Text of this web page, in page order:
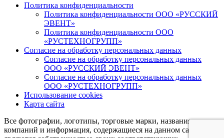
Политика конфиденциальности
Политика конфиденциальности ООО «РУССКИЙ
ЭВЕНТ»
Политика конфиденциальности ООО
«РУСТЕХНОГРУПП»
Согласие на обработку персональных данных
Согласие на обработку персональных данных
ООО «РУССКИЙ ЭВЕНТ»
Согласие на обработку персональных данных
ООО «РУСТЕХНОГРУПП»
Использование cookies
Карта сайта
Все фотографии, логотипы, торговые марки, названия
компаний и информация, содержащиеся на данном сайте